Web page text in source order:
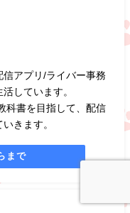
アプリ/ライバー事務
しています。
科書を目指して、配信
きます。
まで